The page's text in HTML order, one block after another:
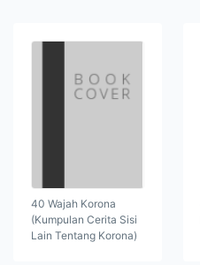
40 Wajah Korona
(Kumpulan Cerita Sisi
Lain Tentang Korona)